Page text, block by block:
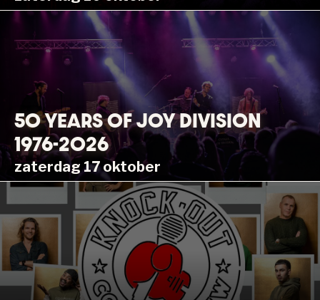
50 YEARS OF JOY DIVISION
1976-2026
zaterdag 17 oktober